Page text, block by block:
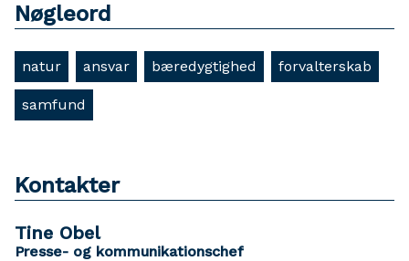
Nøgleord
natur ansvar bæredygtighed forvalterskab
samfund
Kontakter
Tine Obel
Presse- og kommunikationschef